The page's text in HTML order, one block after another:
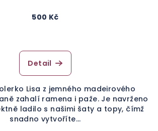
500 Kč
Detail
Lisa z jemného madeirového
zahalí ramena i paže. Je navrženo
ladilo s našimi šaty a topy, čímž
snadno vytvoříte...